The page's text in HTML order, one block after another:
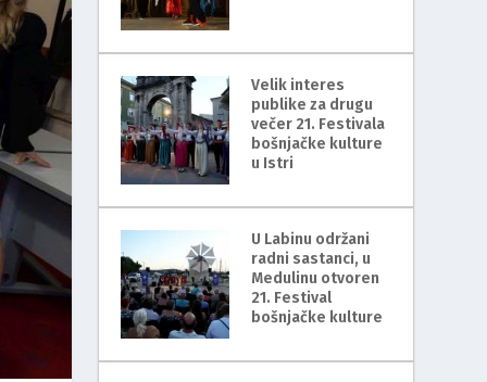
Velik interes
publike za drugu
večer 21. Festivala
bošnjačke kulture
u Istri
U Labinu održani
radni sastanci, u
Medulinu otvoren
21. Festival
bošnjačke kulture